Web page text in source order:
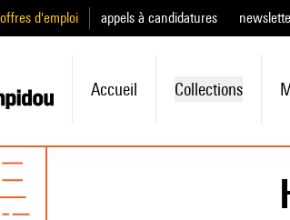
d'emploi appels à candidatures
Accueil Collections